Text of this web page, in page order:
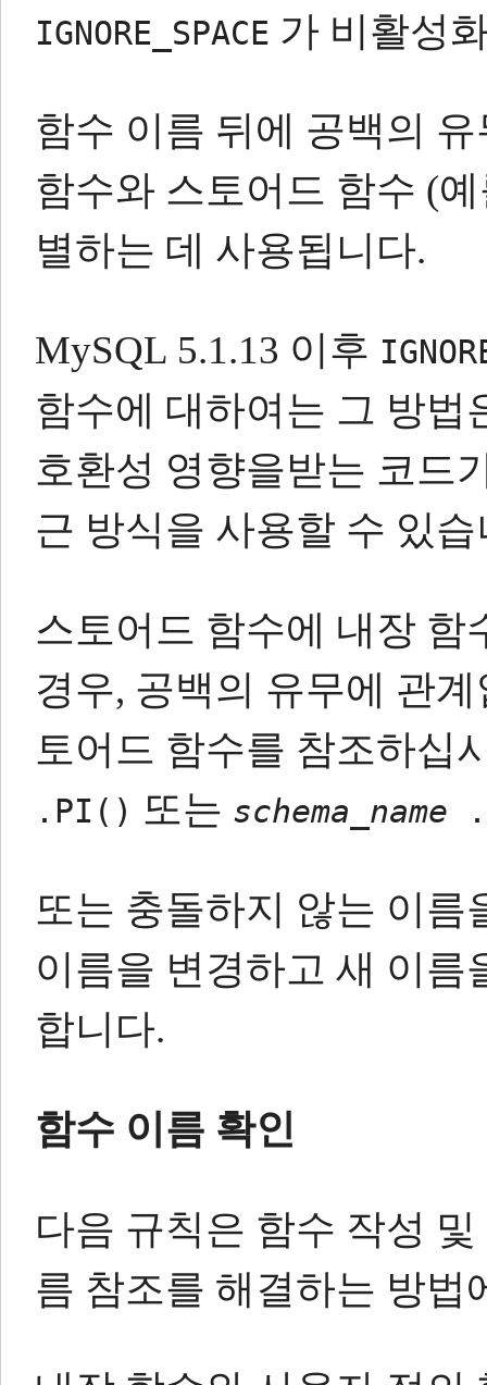
IGNORE_SPACE 가 비활성
함수 이름 뒤에 공백의
함수와 스토어드 함수 (
별하는 데 사용됩니다.
MySQL 5.1.13 이후
함수에 대하여는 그 방법
호환성 영향을받는 코드
근 방식을 사용할 수 있습
스토어드 함수에 내장 함
경우, 공백의 유무에 관
토어드 함수를 참조하십
.PI() 또는 schema_name
또는 충돌하지 않는 이름
이름을 변경하고 새 이름
합니다.
함수 이름 확인
다음 규칙은 함수 작성
름 참조를 해결하는 방법